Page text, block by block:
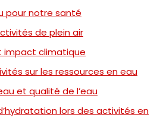
pour notre santé
de plein air
impact climatique
sur les ressources en eau
et qualité de l’eau
lors des activités en